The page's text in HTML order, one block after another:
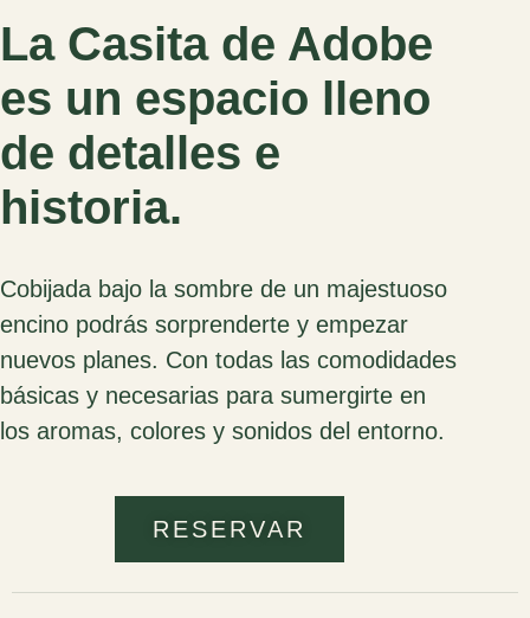
La Casita de Adobe
es un espacio lleno
de detalles e
historia.
Cobijada bajo la sombre de un majestuoso
encino podrás sorprenderte y empezar
nuevos planes. Con todas las comodidades
básicas y necesarias para sumergirte en
los aromas, colores y sonidos del entorno.
RESERVAR